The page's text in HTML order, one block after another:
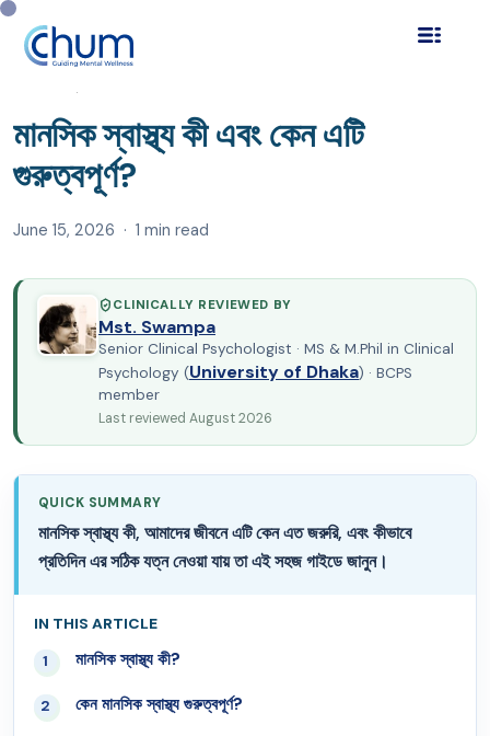
Home › Blog ›
মানসিক স্বাস্থ্য কী এবং কেন এটি
গুরুত্বপূর্ণ?
June 15, 2026 · 1 min read
CLINICALLY REVIEWED BY
Mst. Swampa
Senior Clinical Psychologist · MS & M.Phil in Clinical
Psychology (University of Dhaka) · BCPS
member
Last reviewed August 2026
QUICK SUMMARY
মানসিক স্বাস্থ্য কী, আমাদের জীবনে এটি কেন এত জরুরি, এবং কীভাবে
প্রতিদিন এর সঠিক যত্ন নেওয়া যায় তা এই সহজ গাইডে জানুন।
IN THIS ARTICLE
01 মানসিক স্বাস্থ্য কী?
02 কেন মানসিক স্বাস্থ্য গুরুত্বপূর্ণ?